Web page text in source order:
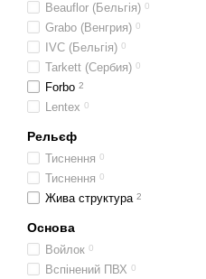
Beauflor (Бельгія) 0
Grabo (Венгрия) 0
IVC (Бельгія) 0
Tarkett (Сербия) 0
Forbo 2
Lentex 0
Рельєф
Тиснення 0
Тиснення 0
Жива структура 2
Основа
Войлок 0
Вспінений ПВХ 0